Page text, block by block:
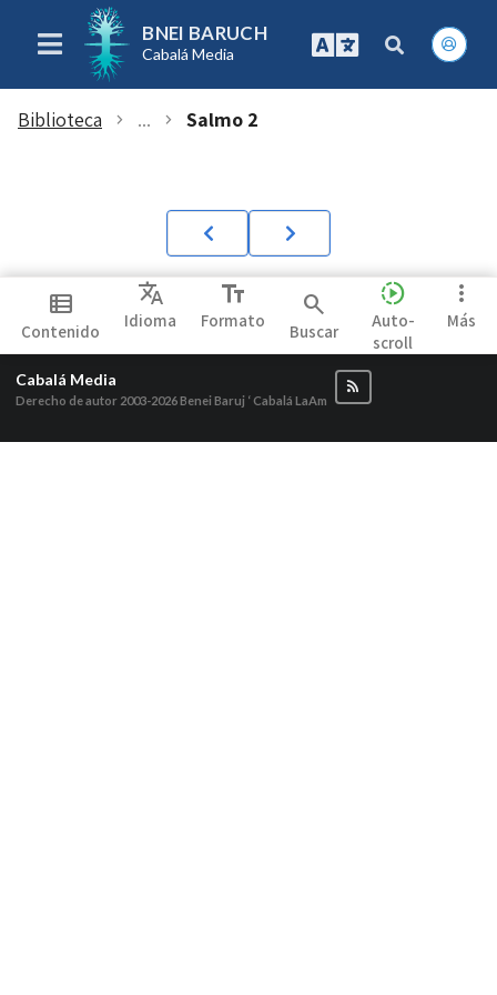
BNEI BARUCH
Cabalá Media
Biblioteca chevron_right ... chevron_right Salmo 2
view_list
Contenido
Translate
Idioma
text_fields
Formato
search
Buscar
slow_motion_video
Auto-
scroll
more_vert
Más
Cabalá Media
Derecho de autor 2003-2026Benei Baruj ‘ Cabalá LaAm